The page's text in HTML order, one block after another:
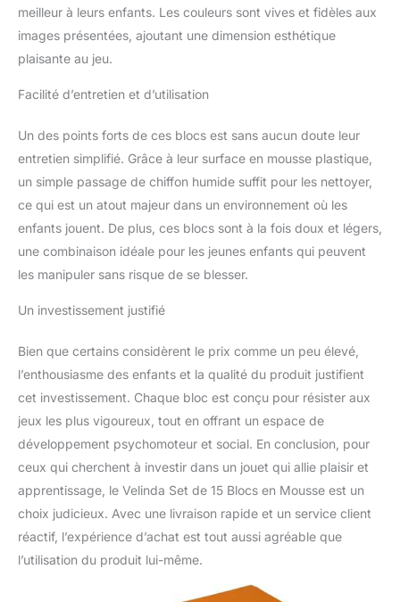
meilleur à leurs enfants. Les couleurs sont vives et fidèles aux
images présentées, ajoutant une dimension esthétique
plaisante au jeu.
Facilité d’entretien et d’utilisation
Un des points forts de ces blocs est sans aucun doute leur
entretien simplifié. Grâce à leur surface en mousse plastique,
un simple passage de chiffon humide suffit pour les nettoyer,
ce qui est un atout majeur dans un environnement où les
enfants jouent. De plus, ces blocs sont à la fois doux et légers,
une combinaison idéale pour les jeunes enfants qui peuvent
les manipuler sans risque de se blesser.
Un investissement justifié
Bien que certains considèrent le prix comme un peu élevé,
l’enthousiasme des enfants et la qualité du produit justifient
cet investissement. Chaque bloc est conçu pour résister aux
jeux les plus vigoureux, tout en offrant un espace de
développement psychomoteur et social. En conclusion, pour
ceux qui cherchent à investir dans un jouet qui allie plaisir et
apprentissage, le Velinda Set de 15 Blocs en Mousse est un
choix judicieux. Avec une livraison rapide et un service client
réactif, l’expérience d’achat est tout aussi agréable que
l’utilisation du produit lui-même.